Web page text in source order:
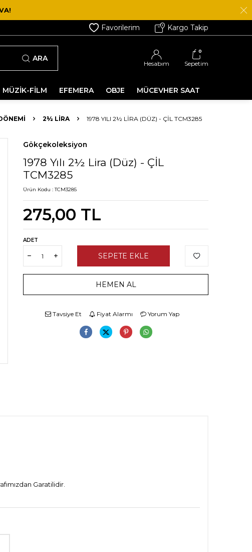
Favorilerim Kargo Takip
ARA
Hesabım
0
Sepetim
MÜZİK-FİLM EFEMERA OBJE MÜCEVHER SAAT
2½ LIRA 1978 YILI 2½ LIRA (DÜZ) - ÇİL TCM3285
Gökçekoleksiyon
1978 Yılı 2½ Lira (Düz) - ÇİL
TCM3285
Ürün Kodu :TCM3285
275,00 TL
ADET
SEPETE EKLE
HEMEN AL
Tavsiye Et Fiyat Alarmı Yorum Yap
Garatilidir.